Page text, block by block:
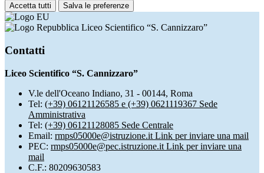
Accetta tutti Salva le preferenze
Liceo Scientifico “S. Cannizzaro”
Contatti
Liceo Scientifico “S. Cannizzaro”
V.le dell'Oceano Indiano, 31 - 00144, Roma
Tel: (+39) 06121126585 e (+39) 0621119367 Sede
Amministrativa
Tel: (+39) 06121128085 Sede Centrale
Email: rmps05000e@istruzione.it Link per inviare una mail
PEC: rmps05000e@pec.istruzione.it Link per inviare una
mail
C.F.: 80209630583